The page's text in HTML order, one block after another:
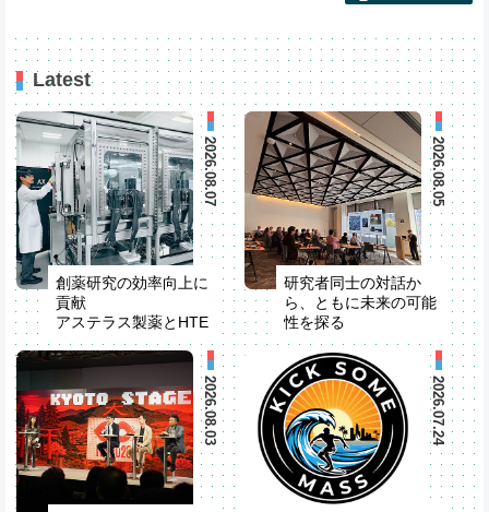
Latest
創薬研究の効率向上に
貢献
アステラス製薬とHTE
自動化装置を共同開発
2026.08.07
研究者同士の対話か
ら、ともに未来の可能
性を探る
米国でStrategic R&D
Partner Seminarを開
催
2026.08.05
2026.08.03 2026.07.24